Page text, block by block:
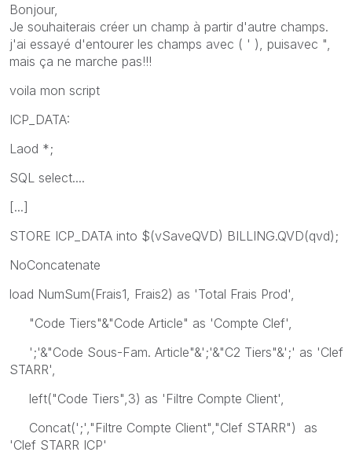
Bonjour,
Je souhaiterais créer un champ à partir d'autre champs.
j'ai essayé d'entourer les champs avec ( ' ), puisavec ",
mais ça ne marche pas!!!
voila mon script
ICP_DATA:
Laod *;
SQL select....
[...]
STORE ICP_DATA into $(vSaveQVD) BILLING.QVD(qvd);
NoConcatenate
load NumSum(Frais1, Frais2) as 'Total Frais Prod',
"Code Tiers"&"Code Article" as 'Compte Clef',
';'&"Code Sous-Fam. Article"&';'&"C2 Tiers"&';' as 'Clef
STARR',
left("Code Tiers",3) as 'Filtre Compte Client',
Concat(';',"Filtre Compte Client","Clef STARR") as
'Clef STARR ICP'